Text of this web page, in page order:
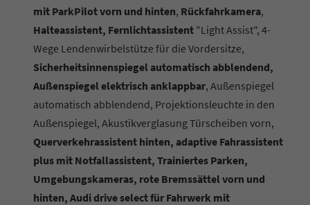
mit ParkPilot vorn und hinten, Rückfahrkamera,
Halteassistent, Fernlichtassistent "Light Assist", 4-
Wege Lendenwirbelstütze für die Vordersitze,
Sicherheitsinnenspiegel automatisch abblendend,
Außenspiegel elektrisch anklappbar, Außenspiegel
automatisch abblendend, Projektionsleuchte in den
Außenspiegel, Akustikverglasung Türscheiben vorn,
Querverkehrassistent hinten, adaptive Fahrassistent
plus mit Notfallassistent, Trainiertes Parken,
Umgebungskameras, rote Bremssättel vorn und
hinten, Audi drive select für Fahrwerk mit